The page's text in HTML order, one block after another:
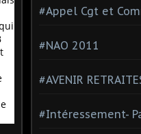
#Appel Cgt et
#NAO 2011
#AVENIR
#Intéressement-